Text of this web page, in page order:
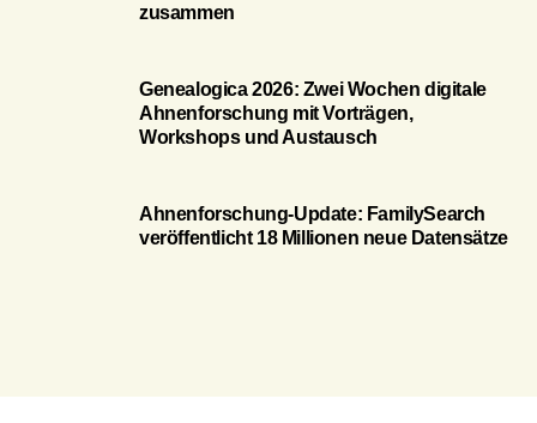
zusammen
Genealogica 2026: Zwei Wochen digitale
Ahnenforschung mit Vorträgen,
Workshops und Austausch
Ahnenforschung-Update: FamilySearch
veröffentlicht 18 Millionen neue Datensätze